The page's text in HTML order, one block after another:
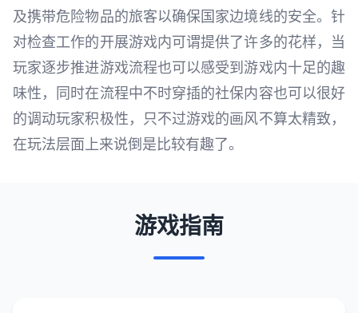
及携带危险物品的旅客以确保国家边境线的安全。针
对检查工作的开展游戏内可谓提供了许多的花样，当
玩家逐步推进游戏流程也可以感受到游戏内十足的趣
味性，同时在流程中不时穿插的社保内容也可以很好
的调动玩家积极性，只不过游戏的画风不算太精致，
在玩法层面上来说倒是比较有趣了。
游戏指南